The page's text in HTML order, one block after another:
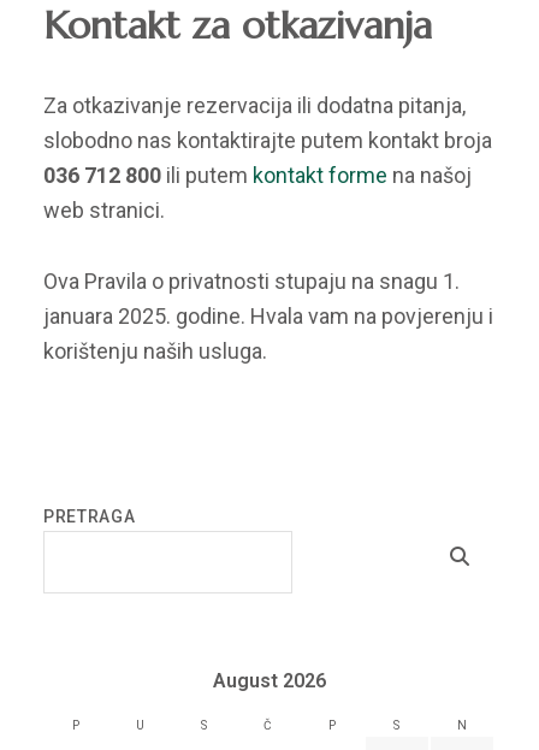
Kontakt za otkazivanja
Za otkazivanje rezervacija ili dodatna pitanja,
slobodno nas kontaktirajte putem kontakt broja
036 712 800ili putem kontakt forme na našoj
web stranici.
Ova Pravila o privatnosti stupaju na snagu 1.
januara 2025. godine. Hvala vam na povjerenju i
korištenju naših usluga.
PRETRAGA
August 2026
P U S Č P S N